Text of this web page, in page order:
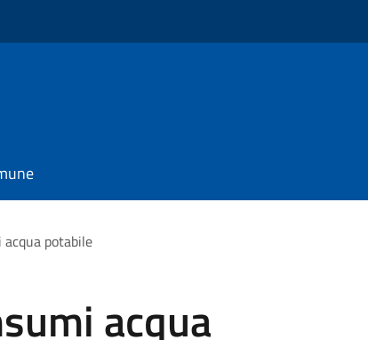
potabile
acqua